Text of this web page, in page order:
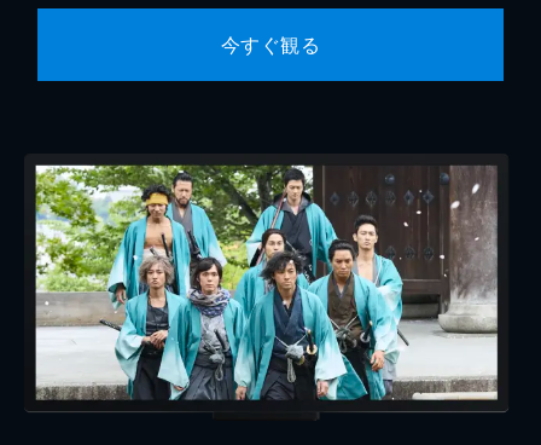
今すぐ観る